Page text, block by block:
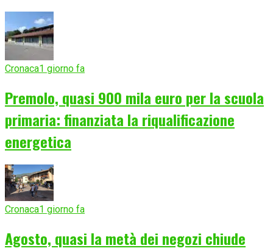
Cronaca1 giorno fa
Premolo, quasi 900 mila euro per la scuola
primaria: finanziata la riqualificazione
energetica
Cronaca1 giorno fa
Agosto, quasi la metà dei negozi chiude